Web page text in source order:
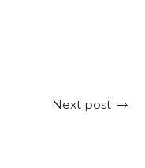
Next post